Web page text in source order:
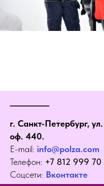
г. Санкт-Петербург,
оф. 440.
E-mail: info@polza.com
Телефон: +7 812 999 70
Соцсети: Вконтакте